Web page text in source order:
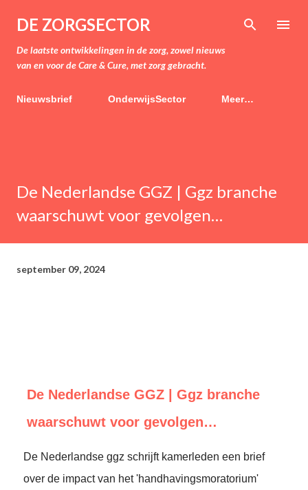
Doorgaan naar hoofdcontent
DE ZORGSECTOR
De laatste ontwikkelingen in de zorg, zowel nieuws
van en voor de Care & Cure, met zorg gebracht.
Nieuwsbrief OnderwijsSector Meer…
De Nederlandse GGZ | Ggz branche
waarschuwt voor gevolgen…
september 09, 2024
De Nederlandse GGZ | Ggz branche
waarschuwt voor gevolgen…
De Nederlandse ggz schrijft kamerleden een brief
over de impact van het 'handhavingsmoratorium'